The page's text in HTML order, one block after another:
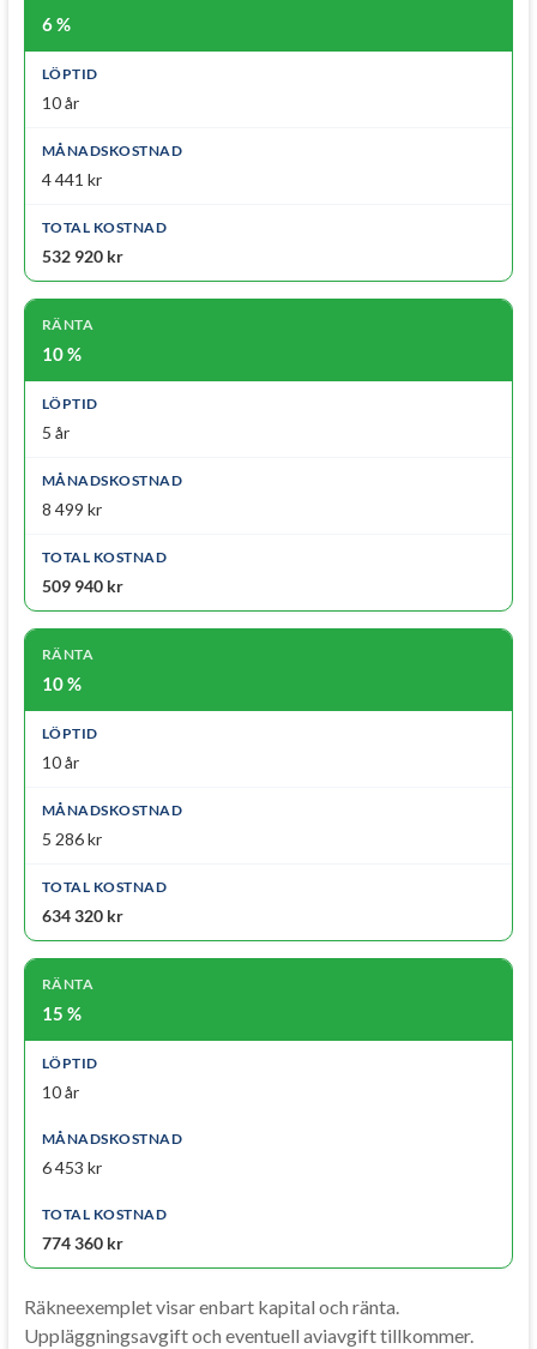
6 %
10 år
4 441 kr
532 920 kr
10 %
5 år
8 499 kr
509 940 kr
10 %
10 år
5 286 kr
634 320 kr
15 %
10 år
6 453 kr
774 360 kr
Räkneexemplet visar enbart kapital och ränta.
Uppläggningsavgift och eventuell aviavgift tillkommer.